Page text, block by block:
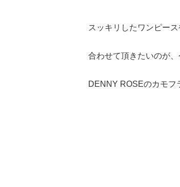
スッキリしたワンピー
合わせて頂きたいのが
DENNY ROSEのカモフ